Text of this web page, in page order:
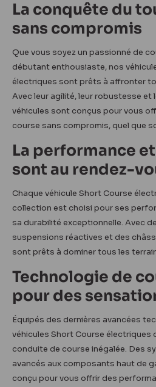
La conquête du
sans compromis
Que vous soyez un passionné de
débutant enthousiaste, nos
électriques sont prêts à affronter
Avec leur agilité, leur robustesse et
véhicules sont conçus pour vous
course sans compromis, quel que
La performance
sont au rendez-
Chaque véhicule Short Course
collection est choisi pour ses
sa durabilité exceptionnelle. Avec
suspensions réactives et des
sont prêts à dominer tous les
Technologie de
pour des
Équipés des dernières avancées
véhicules Short Course électriques
conduite de course inégalée. Des
avancés aux composants haut de
conçu pour vous offrir des